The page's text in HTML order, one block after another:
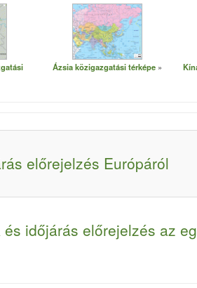
Ázsia közigazgatási térképe
előrejelzés Európáról
időjárás előrejelzés az